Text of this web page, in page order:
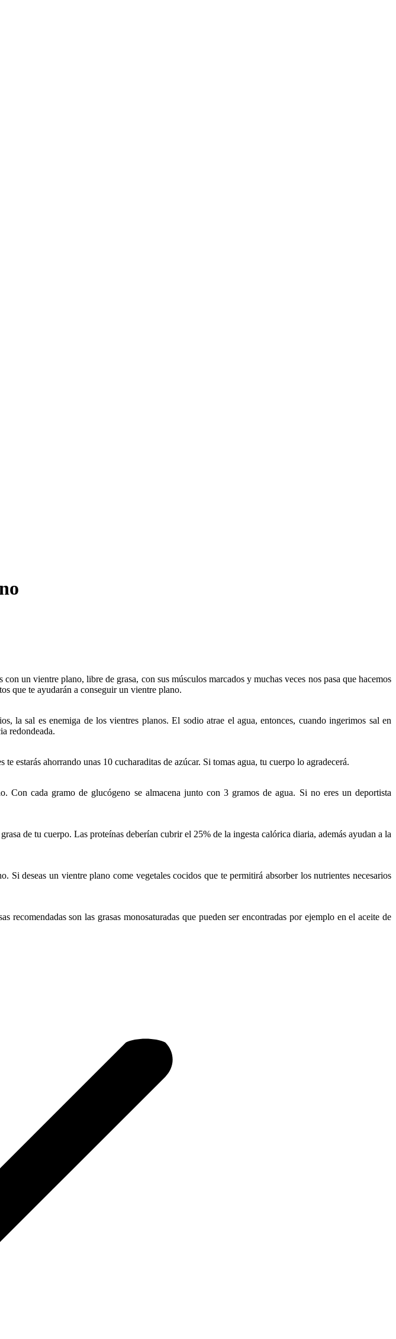
un vientre plano, libre de grasa, con sus músculos marcados y muchas veces nos pasa que hacemos
que te ayudarán a conseguir un vientre plano.
la sal es enemiga de los vientres planos. El sodio atrae el agua, entonces, cuando ingerimos sal en
redondeada.
estarás ahorrando unas 10 cucharaditas de azúcar. Si tomas agua, tu cuerpo lo agradecerá.
Con cada gramo de glucógeno se almacena junto con 3 gramos de agua. Si no eres un deportista
de tu cuerpo. Las proteínas deberían cubrir el 25% de la ingesta calórica diaria, además ayudan a la
deseas un vientre plano come vegetales cocidos que te permitirá absorber los nutrientes necesarios
son las grasas monosaturadas que pueden ser encontradas por ejemplo en el aceite de